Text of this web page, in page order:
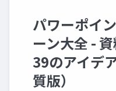
パワーポイ
ーン大全 -
39のアイデ
質版）